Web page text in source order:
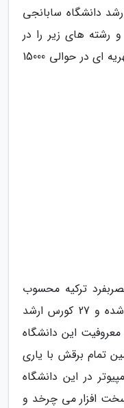
دانشگاه سابانجی
و رشته های زیر را در
حوزه کامپیوتر و در مقطع ارشد با شهریه ای در حوالی 15000
ترکیه محسوب
می شود که در شهر استانبول واقع شده و 27 کورس ارشد
این دانشگاه
تمام برقش با یاری
در این دانشگاه
افزار می چرخد و